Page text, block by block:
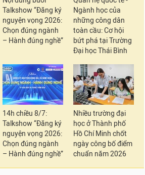
Talkshow “Đăng ký
nguyện vọng 2026:
Chọn đúng ngành
– Hành đúng nghề”
Ngành học của
những công dân
toàn cầu: Cơ hội
bứt phá tại Trường
Đại học Thái Bình
14h chiều 8/7:
Talkshow “Đăng ký
nguyện vọng 2026:
Chọn đúng ngành
– Hành đúng nghề”
Nhiều trường đại
học ở Thành phố
Hồ Chí Minh chốt
ngày công bố điểm
chuẩn năm 2026